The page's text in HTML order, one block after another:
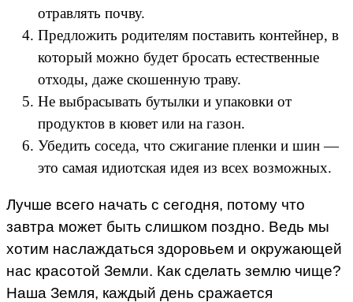
отравлять почву.
Предложить родителям поставить контейнер, в
который можно будет бросать естественные
отходы, даже скошенную траву.
Не выбрасывать бутылки и упаковки от
продуктов в кювет или на газон.
Убедить соседа, что сжигание пленки и шин —
это самая идиотская идея из всех возможных.
Лучше всего начать с сегодня, потому что
завтра может быть слишком поздно. Ведь мы
хотим наслаждаться здоровьем и окружающей
нас красотой Земли. Как сделать землю чище?
Наша Земля, каждый день сражается